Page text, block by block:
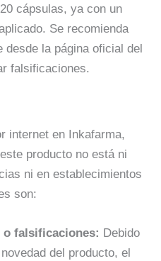
cápsulas, ya con un
Se recomienda
desde la página oficial del
falsificaciones.
internet en Inkafarma,
producto no está ni
ni en establecimientos
son:
o falsificaciones: Debido
del producto, el